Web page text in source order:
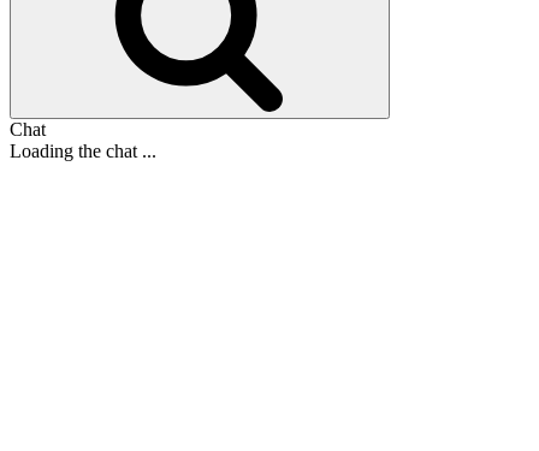
Chat
Loading the chat ...